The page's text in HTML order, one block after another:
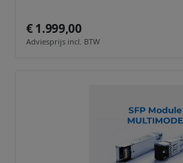
€ 1.999,00
Adviesprijs incl. BTW